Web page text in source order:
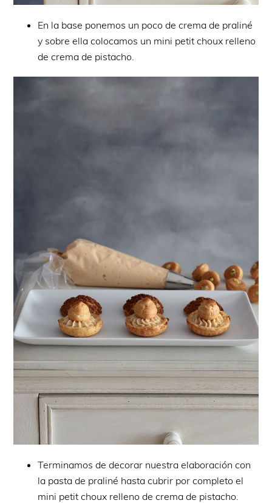
En la base ponemos un poco de crema de praliné
y sobre ella colocamos un mini petit choux relleno
de crema de pistacho.
Terminamos de decorar nuestra elaboración con
la pasta de praliné hasta cubrir por completo el
mini petit choux relleno de crema de pistacho.